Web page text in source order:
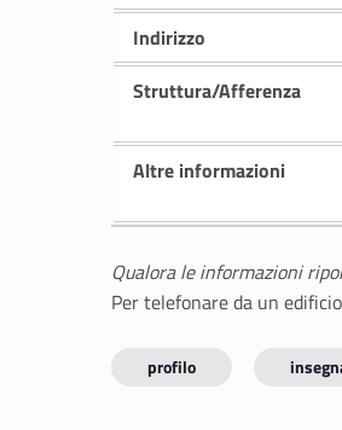
Indirizzo
Struttura/Afferenza
Altre informazioni
Qualora le informazioni
Per telefonare da un
profilo